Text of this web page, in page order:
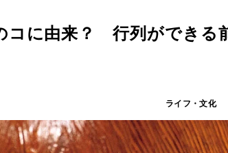
コに由来？ 行列ができる
ライフ・文化